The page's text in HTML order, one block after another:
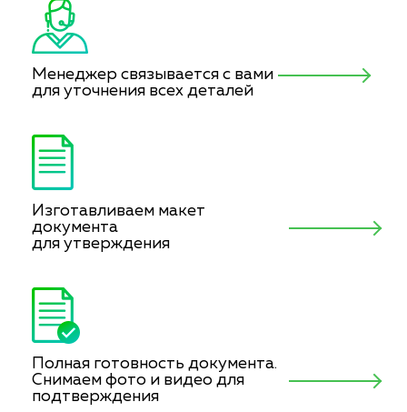
Менеджер связывается с вами
для уточнения всех деталей
Изготавливаем макет
документа
для утверждения
Полная готовность документа.
Снимаем фото и видео для
подтверждения